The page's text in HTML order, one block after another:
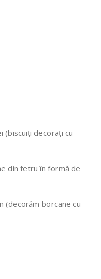
decorați cu
din fetru în formă de
(decorăm borcane cu